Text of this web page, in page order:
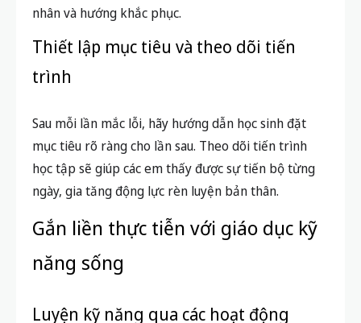
nhân và hướng khắc phục.
Thiết lập mục tiêu và theo dõi tiến
trình
Sau mỗi lần mắc lỗi, hãy hướng dẫn học sinh đặt
mục tiêu rõ ràng cho lần sau. Theo dõi tiến trình
học tập sẽ giúp các em thấy được sự tiến bộ từng
ngày, gia tăng động lực rèn luyện bản thân.
Gắn liền thực tiễn với giáo dục kỹ
năng sống
Luyện kỹ năng qua các hoạt động